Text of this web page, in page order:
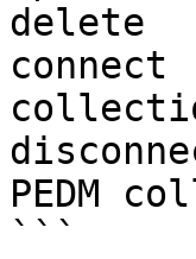
delete
PEDM
```